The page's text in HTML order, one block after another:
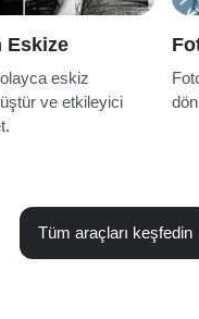
Eskize
eskiz
ve etkileyici
Tüm araçları keşfedin